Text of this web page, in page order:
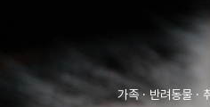
가족 · 반려동물 ·